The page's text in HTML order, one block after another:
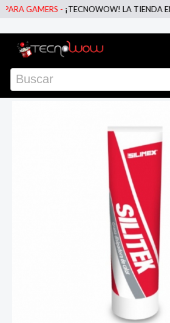
GAMERS -¡TECNOWOW! LA TIENDA EN